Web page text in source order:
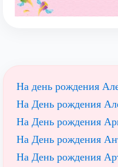
На день рождения
На День рождения
На День рождения
На День рождения
На День рождения